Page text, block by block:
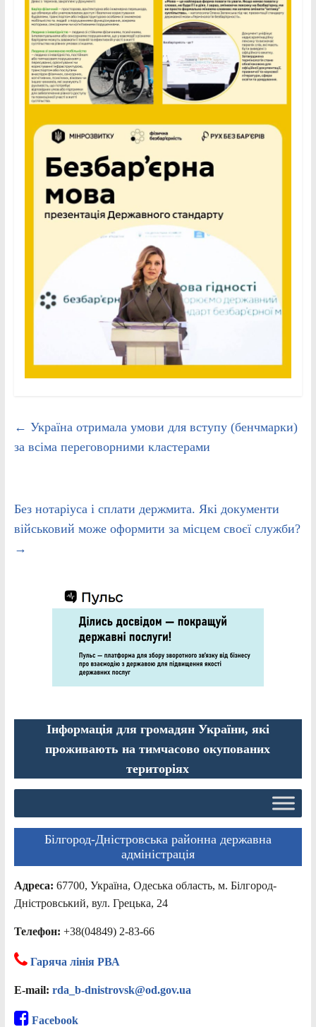
← Україна отримала умови для вступу (бенчмарки)
за всіма переговорними кластерами
Без нотаріуса і сплати держмита. Які документи
військовий може оформити за місцем своєї служби?
→
Інформація для громадян України, які
проживають на тимчасово окупованих
територіях
Білгород-Дністровська районна державна
адміністрація
Адреса: 67700, Україна, Одеська область, м. Білгород-
Дністровський, вул. Грецька, 24
Телефон: +38(04849) 2-83-66
Гаряча лінія РВА
E-mail: rda_b-dnistrovsk@od.gov.ua
Facebook